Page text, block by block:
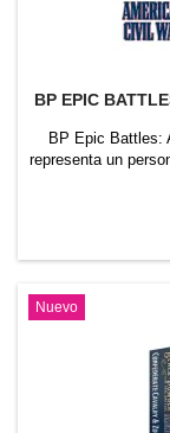
BP EPIC
BP Epic Battles:
representa un
Battles American
apropiada para
escenarios
Nuevo